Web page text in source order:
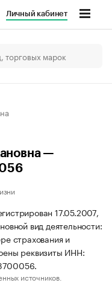
Личный кабинет
—
17.05.2007,
вид деятельности:
страхования и
реквизиты ИНН:
источников.